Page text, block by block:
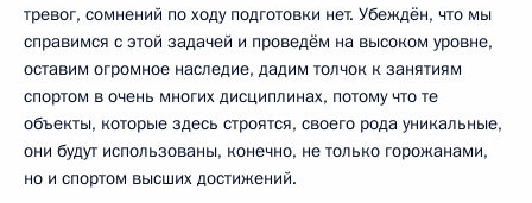
тревог, сомнений по ходу подготовки нет. Убеждён, что мы
справимся с этой задачей и проведём на высоком уровне,
оставим огромное наследие, дадим толчок к занятиям
спортом в очень многих дисциплинах, потому что те
объекты, которые здесь строятся, своего рода уникальные,
они будут использованы, конечно, не только горожанами,
но и спортом высших достижений.